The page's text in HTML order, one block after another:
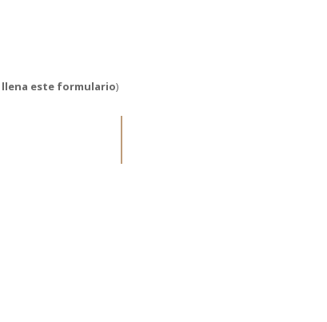
llena este formulario)